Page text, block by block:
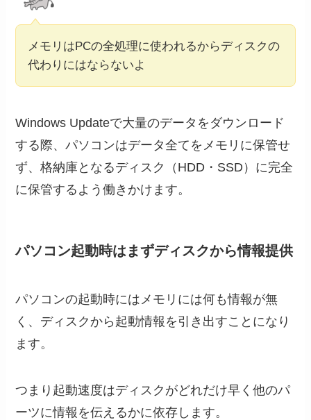
メモリはPCの全処理に使われるからディスクの
代わりにはならないよ
Windows Updateで大量のデータをダウンロード
する際、パソコンはデータ全てをメモリに保管せ
ず、格納庫となるディスク（HDD・SSD）に完全
に保管するよう働きかけます。
パソコン起動時はまずディスクから情報提供
パソコンの起動時にはメモリには何も情報が無
く、ディスクから起動情報を引き出すことになり
ます。
つまり起動速度はディスクがどれだけ早く他のパ
ーツに情報を伝えるかに依存します。